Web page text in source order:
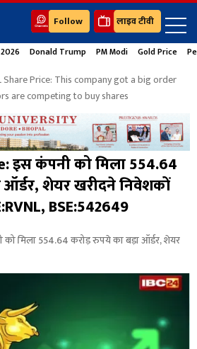
Follow लाइव टीवी
Donald Trump PM Modi Gold Price
Share Price: This company got a big order
are competing to buy shares
इस कंपनी को मिला 554.64
शेयर खरीदने निवेशकों
BSE:542649
मिला 554.64 करोड़ रुपये का बड़ा ऑर्डर, शेयर